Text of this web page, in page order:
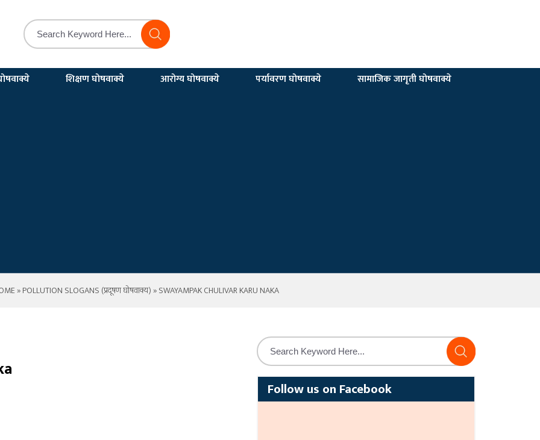
शिक्षण घोषवाक्ये आरोग्य घोषवाक्ये पर्यावरण घोषवाक्ये सामाजिक जागृती घोषवाक्ये
»POLLUTION SLOGANS (प्रदूषण घोषवाक्य)» SWAYAMPAK CHULIVAR KARU NAKA
Follow us on Facebook